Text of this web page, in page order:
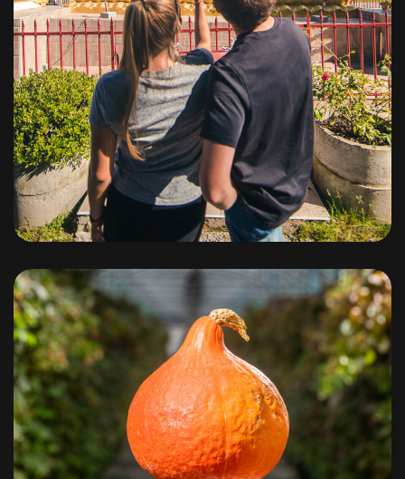
Bocage Bourbonnais
EURL LAFONT / METRO